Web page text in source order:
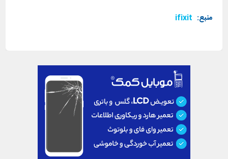
منبع: ifixit